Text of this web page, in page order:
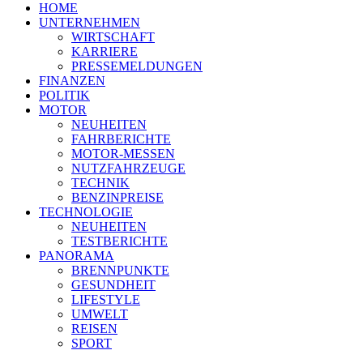
HOME
UNTERNEHMEN
WIRTSCHAFT
KARRIERE
PRESSEMELDUNGEN
FINANZEN
POLITIK
MOTOR
NEUHEITEN
FAHRBERICHTE
MOTOR-MESSEN
NUTZFAHRZEUGE
TECHNIK
BENZINPREISE
TECHNOLOGIE
NEUHEITEN
TESTBERICHTE
PANORAMA
BRENNPUNKTE
GESUNDHEIT
LIFESTYLE
UMWELT
REISEN
SPORT